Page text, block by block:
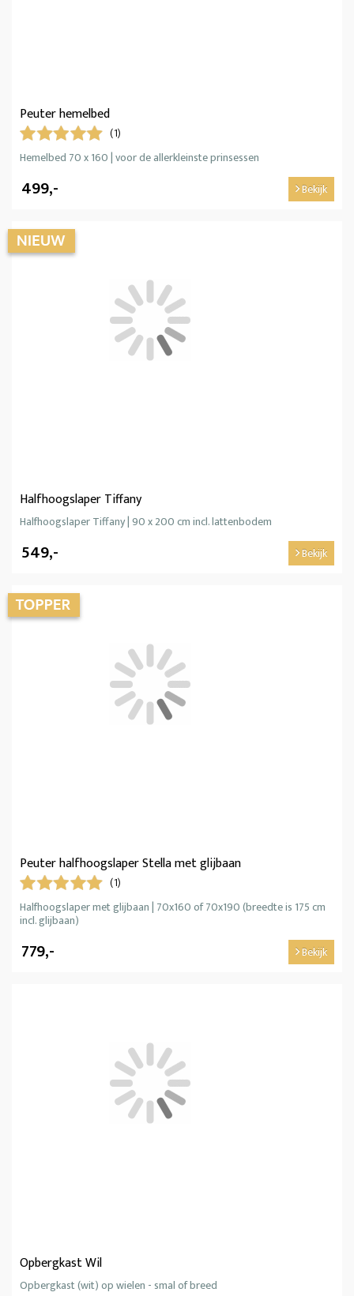
Peuter hemelbed
(1)
Hemelbed 70 x 160 | voor de allerkleinste prinsessen
499,- Bekijk
Halfhoogslaper Tiffany
Halfhoogslaper Tiffany | 90 x 200 cm incl. lattenbodem
549,- Bekijk
Peuter halfhoogslaper Stella met glijbaan
(1)
Halfhoogslaper met glijbaan | 70x160 of 70x190 (breedte is 175 cm
incl. glijbaan)
779,- Bekijk
Opbergkast Wil
Opbergkast (wit) op wielen - smal of breed